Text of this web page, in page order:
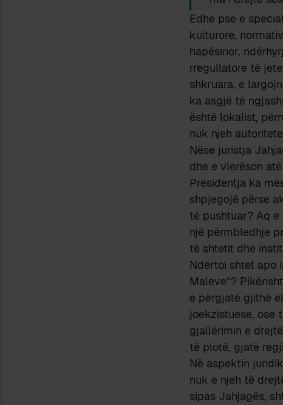
Edhe pse e
kulturore,
hapësinor,
rregullatore të
shkruara, e
ka asgjë të
është lokalist,
nuk njeh
Nëse juristja
dhe e vlerëson
Presidentja ka
shpjegojë përse
të pushtuar? Aq
një përmbledhje
të shtetit dhe
Ndërtoi shtet apo
Maleve”?
e përgjatë gjithë
joekzistuese, ose
gjallërimin e
të plotë, gjatë
Në aspektin
nuk e njeh të
sipas Jahjagës,